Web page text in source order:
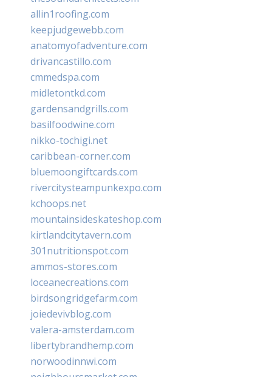
allin1roofing.com
keepjudgewebb.com
anatomyofadventure.com
drivancastillo.com
cmmedspa.com
midletontkd.com
gardensandgrills.com
basilfoodwine.com
nikko-tochigi.net
caribbean-corner.com
bluemoongiftcards.com
rivercitysteampunkexpo.com
kchoops.net
mountainsideskateshop.com
kirtlandcitytavern.com
301nutritionspot.com
ammos-stores.com
loceanecreations.com
birdsongridgefarm.com
joiedevivblog.com
valera-amsterdam.com
libertybrandhemp.com
norwoodinnwi.com